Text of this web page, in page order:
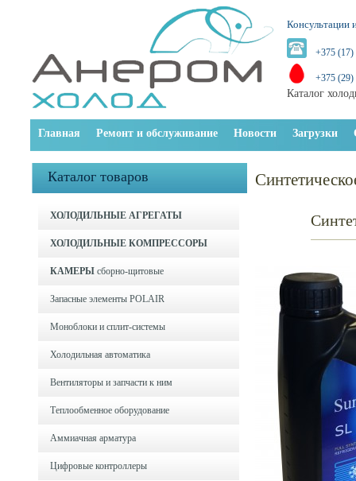
Консультации
+375 (17)
+375 (29)
Каталог
Главная Ремонт и обслуживание Новости Загрузки
Каталог товаров
ХОЛОДИЛЬНЫЕ АГРЕГАТЫ
ХОЛОДИЛЬНЫЕ КОМПРЕССОРЫ
КАМЕРЫ сборно-щитовые
Запасные элементы POLAIR
Моноблоки и cплит-системы
Холодильная автоматика
Вентиляторы и запчасти к ним
Теплообменное оборудование
Аммиачная арматура
Цифровые контроллеры